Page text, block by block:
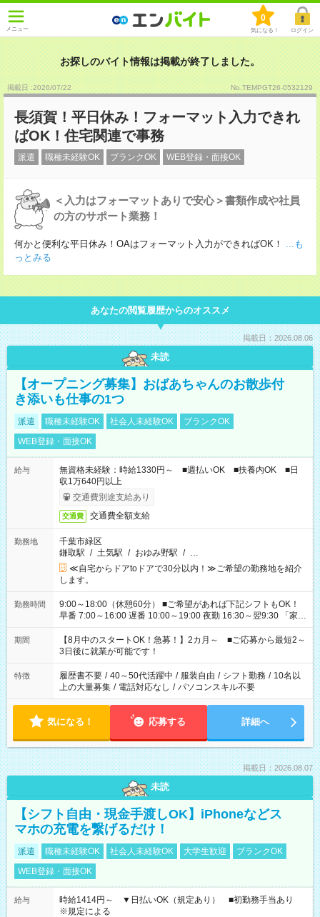
メニュー
0
気になる！ ログイン
お探しのバイト情報は掲載が終了しました。
掲載日 :2026/07/22 No.TEMPGT26-0532129
長須賀！平日休み！フォーマット入力できれ
ばOK！住宅関連で事務
派遣 職種未経験OK ブランクOK WEB登録・面接OK
＜入力はフォーマットありで安心＞書類作成や社員
の方のサポート業務！
何かと便利な平日休み！OAはフォーマット入力ができればOK！
...も
っとみる
あなたの閲覧履歴からのオススメ
掲載日：2026.08.06
未読
【オープニング募集】おばあちゃんのお散歩付
き添いも仕事の1つ
派遣 職種未経験OK 社会人未経験OK
ブランクOK
WEB登録・面接OK
給与
無資格未経験：時給1330円～ ■週払いOK ■扶養内OK ■日
収1万640円以上
交通費別途支給あり
交通費 交通費全額支給
勤務地
千葉市緑区
鎌取駅 / 土気駅 / おゆみ野駅 / …
≪自宅からドアtoドアで30分以内！≫ご希望の勤務地を紹介
します。
勤務時間
9:00～18:00（休憩60分） ■ご希望があれば下記シフトもOK！
早番 7:00～16:00 遅番 10:00～19:00 夜勤 16:30～翌9:30 「家族
と休みを合わせたい」 「余裕を持って夕飯の準備がしたい」
「できれば残業はしたくない」 など、ご希望を教えてください
ね。 ※Wワーク希望の方へ 今ご覧のお仕事で希望する勤務時間
と、もう1つのお仕事の勤務時間。 合計で週40時間を超える場
合は応募できません。
期間
【8月中のスタートOK！急募！】2カ月～ ■ご応募から最短2～
3日後に就業が可能です！
特徴 履歴書不要 / 40～50代活躍中 / 服装自由 / シフト勤務 / 10名以
上の大量募集 / 電話対応なし / パソコンスキル不要
気になる！ 応募する 詳細へ
掲載日：2026.08.07
未読
【シフト自由・現金手渡しOK】iPhoneなどス
マホの充電を繋げるだけ！
派遣 職種未経験OK 社会人未経験OK 大学生歓迎
ブランクOK
WEB登録・面接OK
給与
時給1414円～ ▼日払いOK（規定あり） ■初勤務手当あり
※規定による